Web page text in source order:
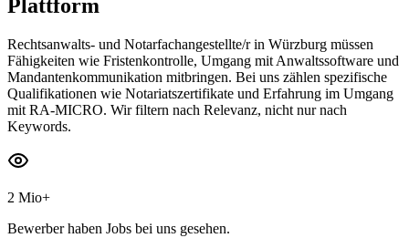
Plattform
Rechtsanwalts- und Notarfachangestellte/r in Würzburg müssen
Fähigkeiten wie Fristenkontrolle, Umgang mit Anwaltssoftware und
Mandantenkommunikation mitbringen. Bei uns zählen spezifische
Qualifikationen wie Notariatszertifikate und Erfahrung im Umgang
mit RA-MICRO. Wir filtern nach Relevanz, nicht nur nach
Keywords.
2 Mio+
Bewerber haben Jobs bei uns gesehen.